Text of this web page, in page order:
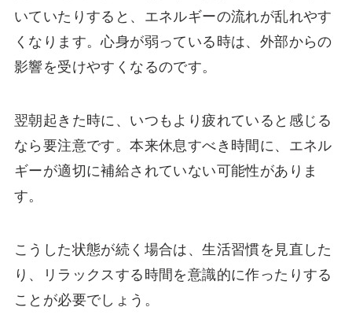
いていたりすると、エネルギーの流れが乱れやす
くなります。心身が弱っている時は、外部からの
影響を受けやすくなるのです。
翌朝起きた時に、いつもより疲れていると感じる
なら要注意です。本来休息すべき時間に、エネル
ギーが適切に補給されていない可能性がありま
す。
こうした状態が続く場合は、生活習慣を見直した
り、リラックスする時間を意識的に作ったりする
ことが必要でしょう。